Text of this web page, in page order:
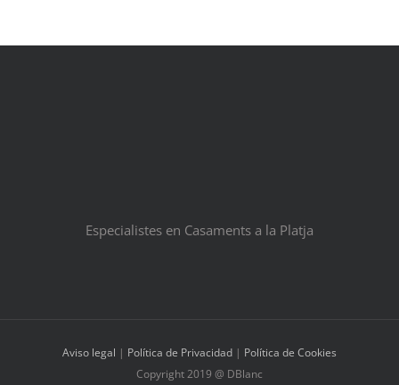
Especialistes en Casaments a la Platja
Aviso legal | Política de Privacidad | Política de Cookies
Copyright 2019 @ DBlanc